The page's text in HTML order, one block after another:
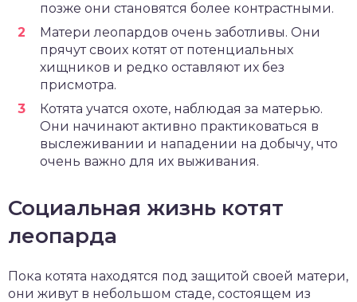
позже они становятся более контрастными.
Матери леопардов очень заботливы. Они
прячут своих котят от потенциальных
хищников и редко оставляют их без
присмотра.
Котята учатся охоте, наблюдая за матерью.
Они начинают активно практиковаться в
выслеживании и нападении на добычу, что
очень важно для их выживания.
Социальная жизнь котят
леопарда
Пока котята находятся под защитой своей матери,
они живут в небольшом стаде, состоящем из